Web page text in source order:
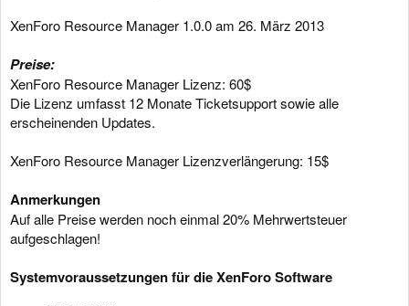
XenForo Resource Manager 1.0.0 am 26. März 2013
Preise:
XenForo Resource Manager Lizenz: 60$
Die Lizenz umfasst 12 Monate Ticketsupport sowie alle
erscheinenden Updates.
XenForo Resource Manager Lizenzverlängerung: 15$
Anmerkungen
Auf alle Preise werden noch einmal 20% Mehrwertsteuer
aufgeschlagen!
Systemvoraussetzungen für die XenForo Software